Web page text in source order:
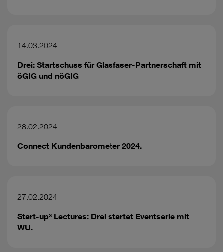
14.03.2024
Drei: Startschuss für Glasfaser-Partnerschaft mit
öGIG und nöGIG
28.02.2024
Connect Kundenbarometer 2024.
27.02.2024
Start-up³ Lectures: Drei startet Eventserie mit
WU.